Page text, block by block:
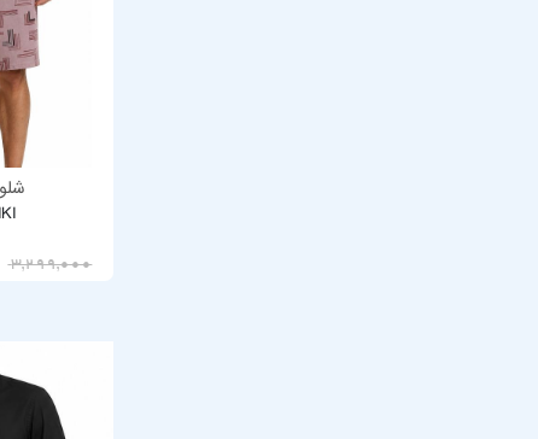
3,299,000
2,639,200